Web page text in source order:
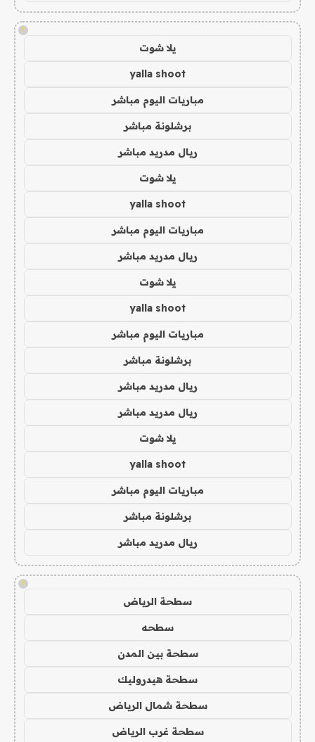
!
يلا شوت
yalla shoot
مباريات اليوم مباشر
برشلونة مباشر
ريال مدريد مباشر
يلا شوت
yalla shoot
مباريات اليوم مباشر
ريال مدريد مباشر
يلا شوت
yalla shoot
مباريات اليوم مباشر
برشلونة مباشر
ريال مدريد مباشر
ريال مدريد مباشر
يلا شوت
yalla shoot
مباريات اليوم مباشر
برشلونة مباشر
ريال مدريد مباشر
!
سطحة الرياض
سطحه
سطحة بين المدن
سطحة هيدروليك
سطحة شمال الرياض
سطحة غرب الرياض